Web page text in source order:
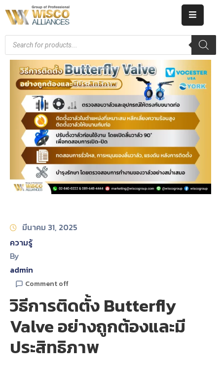
HOME
ABOUT
US
PRODUCT
CATALOG
KNOWLEDGE
CAREERS
CONTACT
มีนาคม 31, 2025
ความรู้
By
admin
Comment off
วิธีการติดตั้ง Butterfly
Valve อย่างถูกต้องและมี
ประสิทธิภาพ